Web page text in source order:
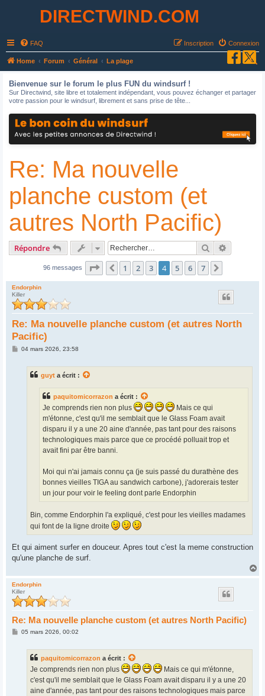
DIRECTWIND.COM
FAQ Connexion
Inscription
Home Forum Général La plage
Bienvenue sur le forum le plus FUN du windsurf !
Sur Directwind, site libre et totalement indépendant, vous pouvez échanger et partager
votre passion pour le windsurf, librement et sans prise de tête...
Re: Ma nouvelle
planche custom (et
autres North Pacific)
Répondre Rechercher
96 messages Page sur7
Précédent
1 2 3 4 5 6 7
Endorphin
Killer
Re: Ma nouvelle planche custom (et autres North
Pacific)
M04 mars 2026, 23:58
guyt a écrit :
paquitomicorrazon a écrit :
Je comprends rien non plus
Mais ce qui
m'étonne, c'est qu'il me semblait que le Glass Foam avait
disparu il y a une 20 aine d'année, pas tant pour des raisons
technologiques mais parce que ce procédé polluait trop et
avait fini par être banni.
Moi qui n'ai jamais connu ça (je suis passé du durathène des
bonnes vieilles TIGA au sandwich carbone), j'adorerais tester
un jour pour voir le feeling dont parle Endorphin
Bin, comme Endorphin l'a expliqué, c'est pour les vieilles madames
qui font de la ligne droite
Et qui aiment surfer en douceur. Apres tout c'est la meme construction
qu'une planche de surf.
a
Endorphin
Killer
Re: Ma nouvelle planche custom (et autres North Pacific)
M05 mars 2026, 00:02
paquitomicorrazon a écrit :
Je comprends rien non plus
Mais ce qui m'étonne,
c'est qu'il me semblait que le Glass Foam avait disparu il y a une 20
aine d'année, pas tant pour des raisons technologiques mais parce